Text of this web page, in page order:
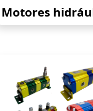
Motores